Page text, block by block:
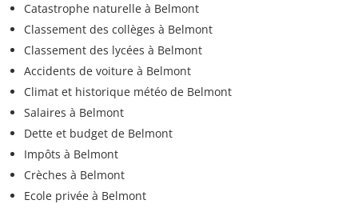
Catastrophe naturelle à Belmont
Classement des collèges à Belmont
Classement des lycées à Belmont
Accidents de voiture à Belmont
Climat et historique météo de Belmont
Salaires à Belmont
Dette et budget de Belmont
Impôts à Belmont
Crèches à Belmont
Ecole privée à Belmont